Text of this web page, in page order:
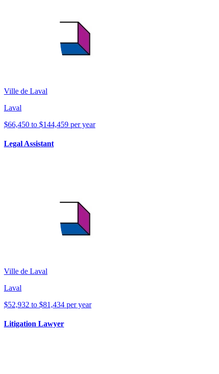
Ville de Laval
Laval
$66,450 to $144,459 per year
Legal Assistant
Ville de Laval
Laval
$52,932 to $81,434 per year
Litigation Lawyer